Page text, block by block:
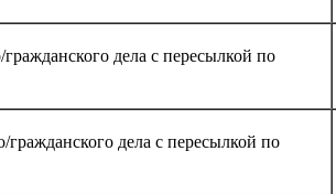
дела с пересылкой по
дела с пересылкой по